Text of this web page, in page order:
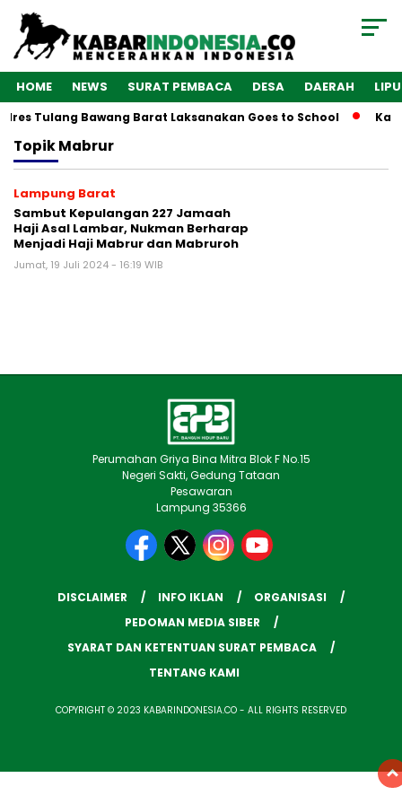
HOME NEWS SURAT PEMBACA DESA DAERAH
Tulang Bawang Barat Laksanakan Goes to School
TopikMabrur
Lampung Barat
Sambut Kepulangan 227 Jamaah
Haji Asal Lambar, Nukman Berharap
Menjadi Haji Mabrur dan Mabruroh
Jumat, 19 Juli 2024 - 16:19 WIB
Perumahan Griya Bina Mitra Blok F No.15
Negeri Sakti, Gedung Tataan
Pesawaran
Lampung 35366
DISCLAIMER INFO IKLAN
ORGANISASI
PEDOMAN MEDIA SIBER
SYARAT DAN KETENTUAN SURAT PEMBACA
TENTANG KAMI
COPYRIGHT © 2023 KABARINDONESIA.CO - ALL RIGHTS RESERVED